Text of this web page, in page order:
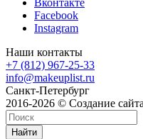
Вконтакте
Facebook
Instagram
Наши контакты
+7 (812) 967-25-33
info@makeuplist.ru
Санкт-Петербург
2016-2026 © Создание
Найти